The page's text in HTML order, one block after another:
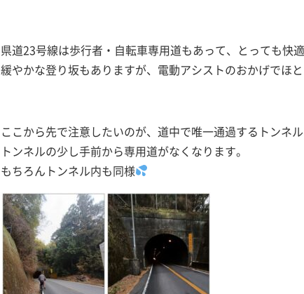
県道23号線は歩行者・自転車専用道もあって、とっても快適
緩やかな登り坂もありますが、電動アシストのおかげでほと
ここから先で注意したいのが、道中で唯一通過するトンネル
トンネルの少し手前から専用道がなくなります。
もちろんトンネル内も同様